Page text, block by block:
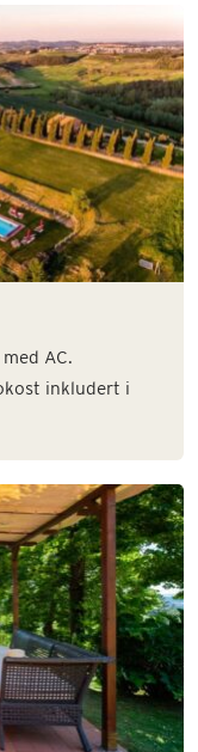
AC.
inkludert i